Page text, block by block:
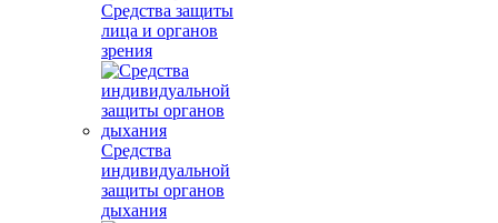
Средства защиты
лица и органов
зрения
Средства
индивидуальной
защиты органов
дыхания